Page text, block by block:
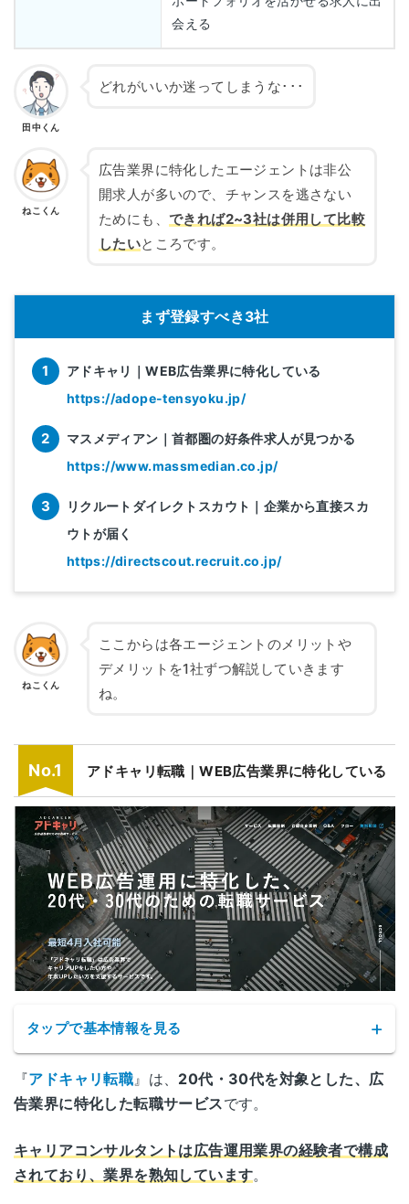
会える
田中くん
どれがいいか迷ってしまうな･･･
ねこくん
広告業界に特化したエージェントは非公
開求人が多いので、チャンスを逃さない
ためにも、 できれば2~3社は併用して比較
したいところです。
まず登録すべき3社
アドキャリ｜WEB広告業界に特化している
https://adope-tensyoku.jp/
マスメディアン｜首都圏の好条件求人が見つかる
https://www.massmedian.co.jp/
リクルートダイレクトスカウト｜企業から直接スカ
ウトが届く
https://directscout.recruit.co.jp/
ねこくん
ここからは各エージェントのメリットや
デメリットを1社ずつ解説していきます
ね。
アドキャリ転職｜WEB広告業界に特化している
タップで基本情報を見る
『アドキャリ転職』は、 20代・30代を対象とした、広
告業界に特化した転職サービスです。
キャリアコンサルタントは広告運用業界の経験者で構成
されており、業界を熟知しています。